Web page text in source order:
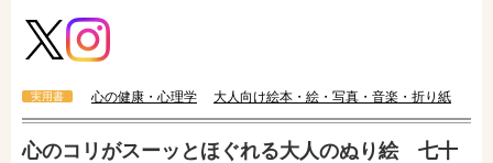
実用書 心の健康・心理学 大人向け絵本・絵・写真・音楽・折り紙
心のコリがスーッとほぐれる大人のぬり絵 七十